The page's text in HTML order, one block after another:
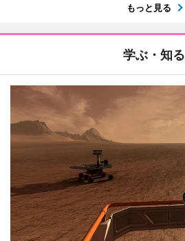
もっと見る
学ぶ・知る